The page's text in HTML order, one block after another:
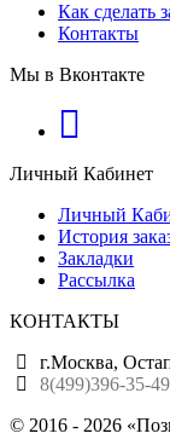
Как сделать
Контакты
Мы в Вконтакте
Личный Кабинет
Личный
История
Закладки
Рассылка
КОНТАКТЫ
г.Москва,
8(499)396-35-49
© 2016 - 2026